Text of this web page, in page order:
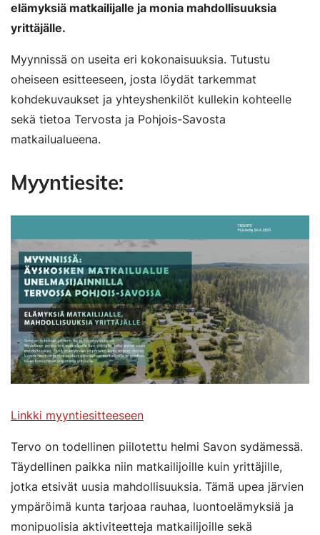
elämyksiä matkailijalle ja monia mahdollisuuksia
yrittäjälle.
Myynnissä on useita eri kokonaisuuksia. Tutustu
oheiseen esitteeseen, josta löydät tarkemmat
kohdekuvaukset ja yhteyshenkilöt kullekin kohteelle
sekä tietoa Tervosta ja Pohjois-Savosta
matkailualueena.
Myyntiesite:
Linkki myyntiesitteeseen
Tervo on todellinen piilotettu helmi Savon sydämessä.
Täydellinen paikka niin matkailijoille kuin yrittäjille,
jotka etsivät uusia mahdollisuuksia. Tämä upea järvien
ympäröimä kunta tarjoaa rauhaa, luontoelämyksiä ja
monipuolisia aktiviteetteja matkailijoille sekä